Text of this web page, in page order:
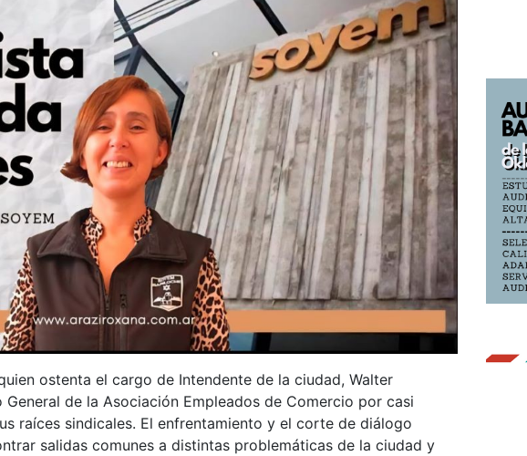
ostenta el cargo de Intendente de la ciudad, Walter
de la Asociación Empleados de Comercio por casi
raíces sindicales. El enfrentamiento y el corte de diálogo
salidas comunes a distintas problemáticas de la ciudad y